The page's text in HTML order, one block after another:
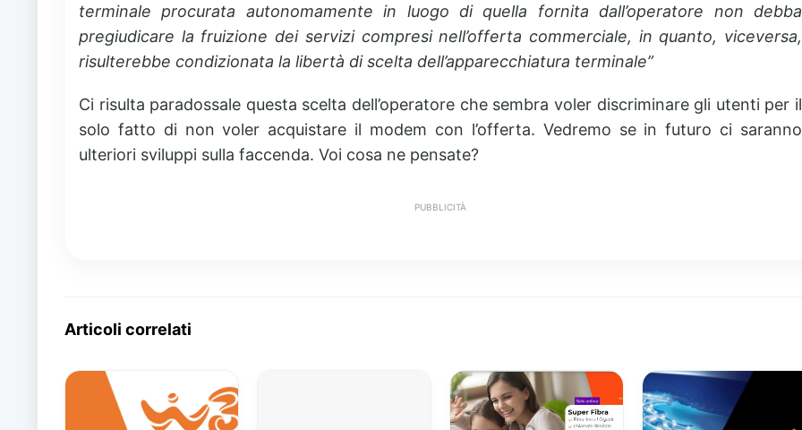
terminale procurata autonomamente in luogo di quella fornita dall’operatore non debba
pregiudicare la fruizione dei servizi compresi nell’offerta commerciale, in quanto, viceversa,
risulterebbe condizionata la libertà di scelta dell’apparecchiatura terminale”
Ci risulta paradossale questa scelta dell’operatore che sembra voler discriminare gli utenti per il
solo fatto di non voler acquistare il modem con l’offerta. Vedremo se in futuro ci saranno
ulteriori sviluppi sulla faccenda. Voi cosa ne pensate?
PUBBLICITÀ
Articoli correlati